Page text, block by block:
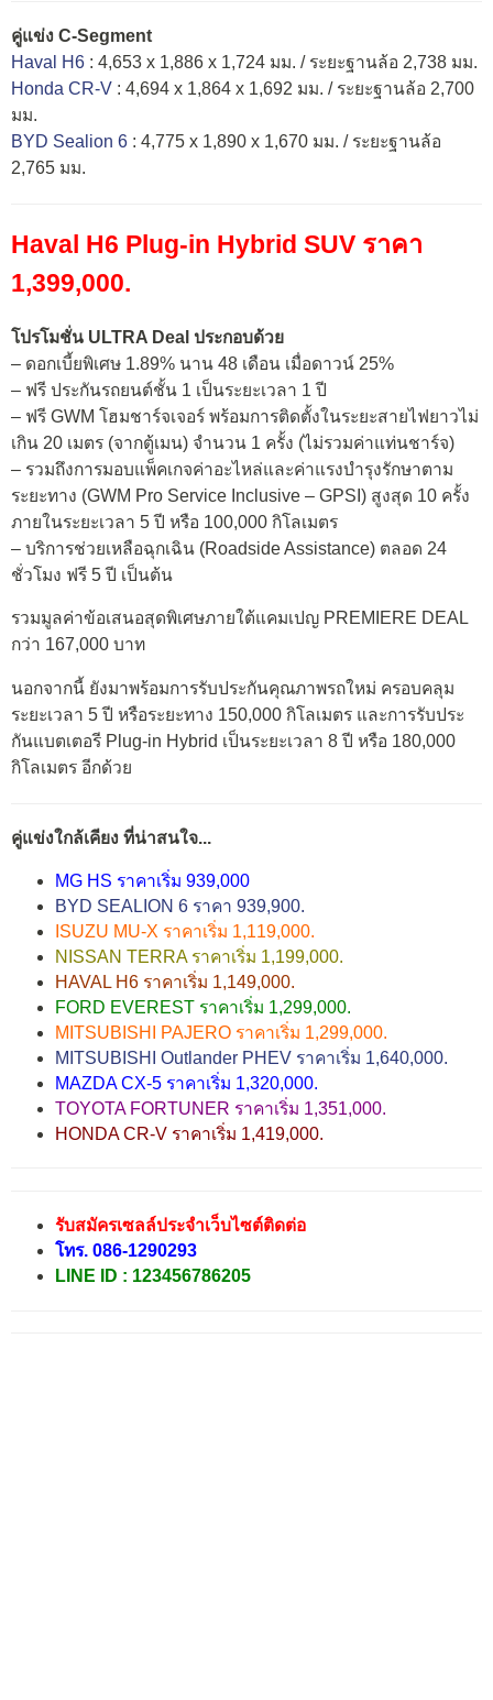
คู่แข่ง C-Segment
Haval H6 : 4,653 x 1,886 x 1,724 มม. / ระยะฐานล้อ 2,738 มม.
Honda CR-V : 4,694 x 1,864 x 1,692 มม. / ระยะฐานล้อ 2,700
มม.
BYD Sealion 6 : 4,775 x 1,890 x 1,670 มม. / ระยะฐานล้อ
2,765 มม.
Haval H6 Plug-in Hybrid SUV ราคา
1,399,000.
โปรโมชั่น ULTRA Deal ประกอบด้วย
– ดอกเบี้ยพิเศษ 1.89% นาน 48 เดือน เมื่อดาวน์ 25%
– ฟรี ประกันรถยนต์ชั้น 1 เป็นระยะเวลา 1 ปี
– ฟรี GWM โฮมชาร์จเจอร์ พร้อมการติดตั้งในระยะสายไฟยาวไม่
เกิน 20 เมตร (จากตู้เมน) จำนวน 1 ครั้ง (ไม่รวมค่าแท่นชาร์จ)
– รวมถึงการมอบแพ็คเกจค่าอะไหล่และค่าแรงบำรุงรักษาตาม
ระยะทาง (GWM Pro Service Inclusive – GPSI) สูงสุด 10 ครั้ง
ภายในระยะเวลา 5 ปี หรือ 100,000 กิโลเมตร
– บริการช่วยเหลือฉุกเฉิน (Roadside Assistance) ตลอด 24
ชั่วโมง ฟรี 5 ปี เป็นต้น
รวมมูลค่าข้อเสนอสุดพิเศษภายใต้แคมเปญ PREMIERE DEAL
กว่า 167,000 บาท
นอกจากนี้ ยังมาพร้อมการรับประกันคุณภาพรถใหม่ ครอบคลุม
ระยะเวลา 5 ปี หรือระยะทาง 150,000 กิโลเมตร และการรับประ
กันแบตเตอรี Plug-in Hybrid เป็นระยะเวลา 8 ปี หรือ 180,000
กิโลเมตร อีกด้วย
คู่แข่งใกล้เคียง ที่น่าสนใจ...
MG HS ราคาเริ่ม 939,000
BYD SEALION 6 ราคา 939,900.
ISUZU MU-X ราคาเริ่ม 1,119,000.
NISSAN TERRA ราคาเริ่ม 1,199,000.
HAVAL H6 ราคาเริ่ม 1,149,000.
FORD EVEREST ราคาเริ่ม 1,299,000.
MITSUBISHI PAJERO ราคาเริ่ม 1,299,000.
MITSUBISHI Outlander PHEV ราคาเริ่ม 1,640,000.
MAZDA CX-5 ราคาเริ่ม 1,320,000.
TOYOTA FORTUNER ราคาเริ่ม 1,351,000.
HONDA CR-V ราคาเริ่ม 1,419,000.
รับสมัครเซลล์ประจำเว็บไซต์ติดต่อ
โทร. 086-1290293
LINE ID : 123456786205